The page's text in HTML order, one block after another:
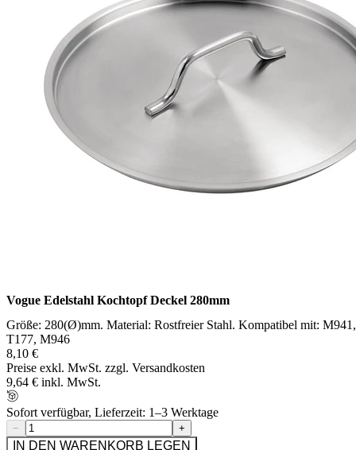
Vogue Edelstahl Kochtopf Deckel 280mm
Größe: 280(Ø)mm. Material: Rostfreier Stahl. Kompatibel mit: M941,
T177, M946
8,10 €
Preise exkl. MwSt. zzgl. Versandkosten
9,64 € inkl. MwSt.
Sofort verfügbar, Lieferzeit: 1–3 Werktage
− +
IN DEN WARENKORB LEGEN